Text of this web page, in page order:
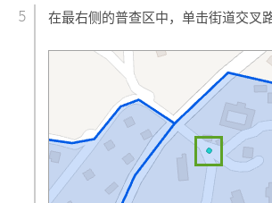
在最右侧的普查区中，单击街道交叉路